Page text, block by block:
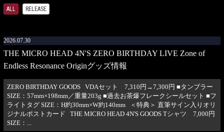
ALL RELEASE
2026.07.30
THE MICRO HEAD 4N'S ZERO BIRTHDAY LIVE Zone of
Endless Resonance Originグッズ情報
ZERO BIRTHDAY GOODS VDAセット 7,310円→7,300円 ■タンブラー
SIZE：57mm×198mm／重量203g ■過去お茶爆フレークシールセット ■フ
ライトタグ SIZE：H約30mm×W約140mm ＜特典＞ 直筆サイン入りオリ
ジナルポストカード THE MICRO HEAD 4N'S GOODS Tシャツ 7,000円
SIZE：...